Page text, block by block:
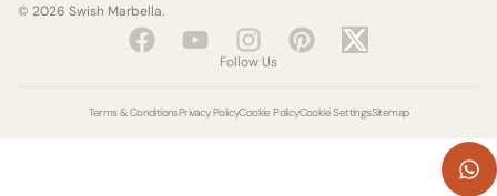
© 2026 Swish Marbella.
Terms & ConditionsPrivacy PolicyCookie PolicyCookie SettingsSitemap
Follow Us
Facebook
YoutubeInstagram
Pinterest
X-
twitter